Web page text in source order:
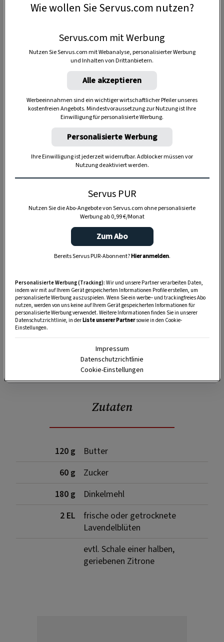
Anzeige
SPEICHERN DRUCKEN
Zutaten
120 g
Butter
60 g
Zucker
180 g
Dinkelmehl
2 EL
frische oder getrocknete
Lavendelblüten
evtl. Schale einer halben,
geriebenen Zitrone
Wie wollen Sie Servus.com nutzen?
Servus.com mit Werbung
Nutzen Sie Servus.com mit Webanalyse, personalisierter Werbung
und Inhalten von Drittanbietern.
Alle akzeptieren
Werbeeinnahmen sind ein wichtiger wirtschaftlicher Pfeiler unseres
kostenfreien Angebots. Mindestvoraussetzung zur Nutzung ist Ihre
Einwilligung für personalisierte Werbung.
Personalisierte Werbung
Ihre Einwilligung ist jederzeit widerrufbar. Adblocker müssen vor
Nutzung deaktiviert werden.
Servus PUR
Nutzen Sie die Abo-Angebote von Servus.com ohne personalisierte
Werbung ab 0,99 €/Monat
Zum Abo
Bereits Servus PUR-Abonnent?Hier anmelden.
Personalisierte Werbung (Tracking): Wir und unsere Partner verarbeiten Daten,
indem wir mit auf Ihrem Gerät gespeicherten Informationen Profile erstellen, um
personalisierte Werbung auszuspielen. Wenn Sie ein werbe– und trackingfreies Abo
nutzen, werden von uns keine auf Ihrem Gerät gespeicherten Informationen für
personalisierte Werbung verwendet. Weitere Informationen finden Sie in unserer
Datenschutzrichtlinie, in derListe unserer Partnersowie in den Cookie-
Einstellungen.
Impressum
Datenschutzrichtlinie
Cookie-Einstellungen